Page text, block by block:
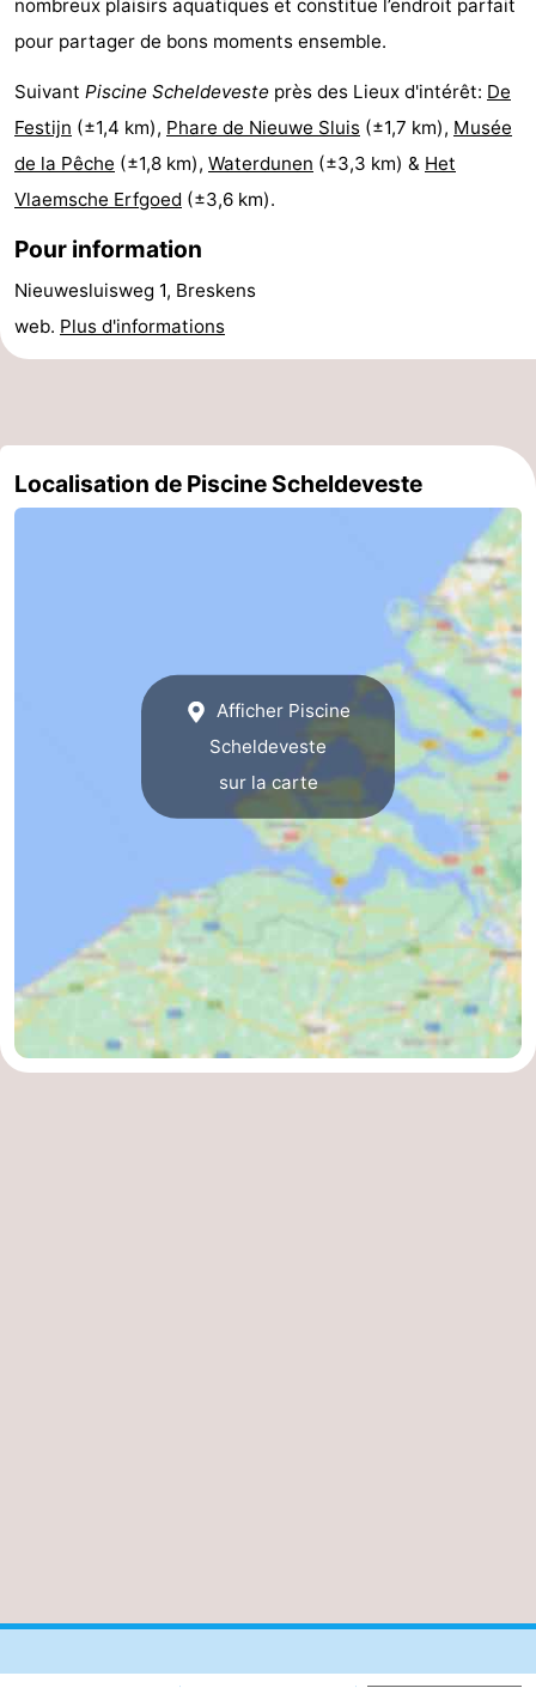
Piscines
-
Faire
du
vélo
-
Randonnée
-
Équitation
-
Terrains
golf
-
Surfen
Peche
-
des
Boire
Zeeland
Walcheren
-
nombreux plaisirs aquatiques et constitue l’endroit parfait
pour partager de bons moments ensemble.
Suivant Piscine Scheldeveste près des Lieux d'intérêt: De
Festijn (±1,4 km), Phare de Nieuwe Sluis (±1,7 km), Musée
de la Pêche (±1,8 km), Waterdunen (±3,3 km) & Het
Vlaemsche Erfgoed (±3,6 km).
Pour information
Nieuwesluisweg 1, Breskens
web. Plus d'informations
Localisation de Piscine Scheldeveste
Afficher Piscine
Scheldeveste
sur la carte